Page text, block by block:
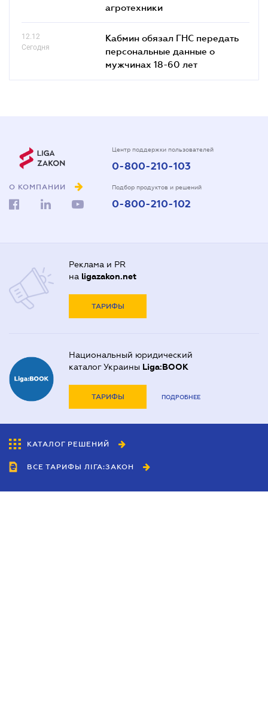
агротехники
12.12
Сегодня
Кабмин обязал ГНС передать
персональные данные о
мужчинах 18-60 лет
О КОМПАНИИ
Центр поддержки пользователей
0-800-210-103
Подбор продуктов и решений
0-800-210-102
Реклама и PR
на ligazakon.net
ТАРИФЫ
Национальный юридический
каталог Украины Liga:BOOK
ТАРИФЫ ПОДРОБНЕЕ
КАТАЛОГ РЕШЕНИЙ
ВСЕ ТАРИФЫ ЛІГА:ЗАКОН